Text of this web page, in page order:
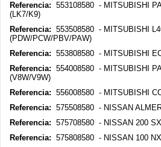
Referencia: 553108580 - MITSUBISHI
(LK7/K9)
Referencia: 553508580 - MITSUBISHI
(PDW/PCW/PBV/PAW)
Referencia: 553808580 - MITSUBISHI
Referencia: 554008580 - MITSUBISHI
(V8W/V9W)
Referencia: 556008580 - MITSUBISHI
Referencia: 575508580 - NISSAN
Referencia: 575708580 - NISSAN 200
Referencia: 575808580 - NISSAN 100